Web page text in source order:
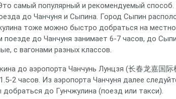
самый популярный и рекомендуемый
до Чанчуня и Сыпина. Город Сыпин
тоже можно быстро добраться на
поезде до Чанчуня занимает 6-7 часов, до
с вагонами разных классов.
до аэропорта Чанчунь Лунцзя (长春龙嘉国际
2 часов. Из аэропорта Чанчуня далее
до Гунчжулина (поезд или такси).